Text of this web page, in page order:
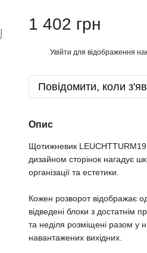
1 402 грн
Увійти для відображення
Повідомити, коли
Опис
Щотижневик
дизайном сторінок нагадує
організації та естетики.
Кожен розворот відображає
відведені блоки з достатнім
та неділя розміщені разом у
навантажених вихідних.